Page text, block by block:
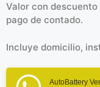
Valor con
pago de contado.
Incluye domicilio,
AutoBattery